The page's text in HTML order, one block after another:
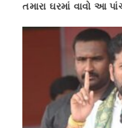
તમારા ઘરમાં વાવો આ